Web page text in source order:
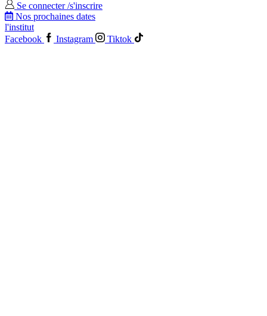
Se connecter /s'inscrire
Nos prochaines dates
l'institut
Facebook
Instagram Tiktok